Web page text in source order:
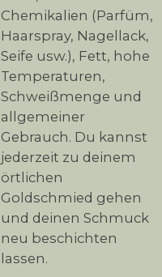
Chemikalien (Parfüm,
Haarspray, Nagellack,
Seife usw.), Fett, hohe
Temperaturen,
Schweißmenge und
allgemeiner
Gebrauch. Du kannst
jederzeit zu deinem
örtlichen
Goldschmied gehen
und deinen Schmuck
neu beschichten
lassen.